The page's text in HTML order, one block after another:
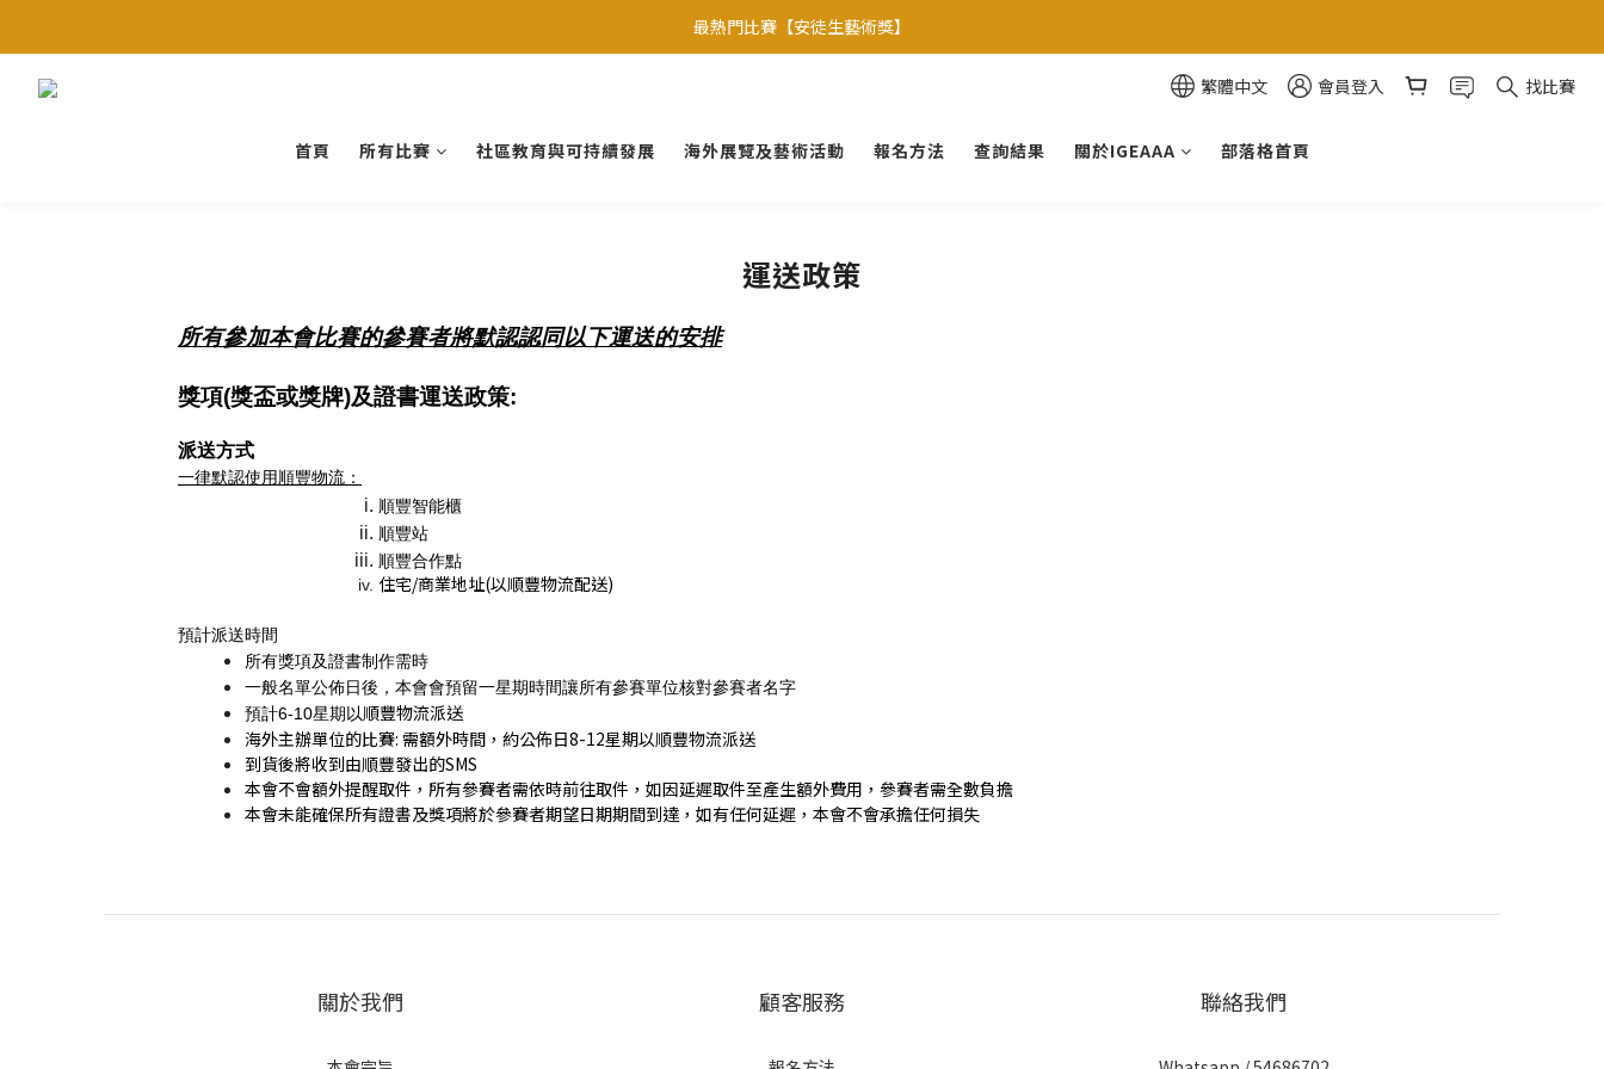
【會員優惠】加入會員專享更多會員禮遇
最熱門比賽【安徒生藝術獎】
繁體中文 會員登入 找比賽
首頁 所有比賽 社區教育與可持續發展 海外展覽及藝術活動 報名方法 查詢結果 關於IGEAAA 部落格首頁
運送政策
所有參加本會比賽的參賽者將默認認同以下運送的安排
獎項(獎盃或獎牌)及證書運送政策:
派送方式
一律默認使用順豐物流：
順豐智能櫃
順豐站
順豐合作點
住宅/商業地址(以順豐物流配送)
預計派送時間
所有獎項及證書制作需時
一般名單公佈日後，本會會預留一星期時間讓所有參賽單位核對參賽者名字
預計6-10星期以順豐物流派送
海外主辦單位的比賽: 需額外時間，約公佈日8-12星期以順豐物流派送
到貨後將收到由順豐發出的SMS
本會不會額外提醒取件，所有參賽者需依時前往取件，如因延遲取件至產生額外費用，參賽者需全數負擔
本會未能確保所有證書及獎項將於參賽者期望日期期間到達，如有任何延遲，本會不會承擔任何損失
關於我們 顧客服務 聯絡我們